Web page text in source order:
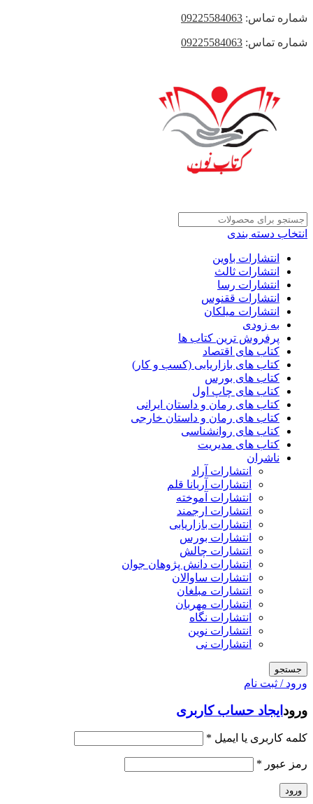
شماره تماس: 09225584063
شماره تماس: 09225584063
انتخاب دسته بندی
انتشارات باوین
انتشارات ثالث
انتشارات رسا
انتشارات ققنوس
انتشارات میلکان
به زودی
پرفروش ترین کتاب ها
کتاب های اقتصاد
کتاب های بازاریابی (کسب و کار)
کتاب های بورس
کتاب های چاپ اول
کتاب های رمان و داستان ایرانی
کتاب های رمان و داستان خارجی
کتاب های روانشناسی
کتاب های مدیریت
ناشران
انتشارات آراد
انتشارات آریانا قلم
انتشارات آموخته
انتشارات ارجمند
انتشارات بازاریابی
انتشارات بورس
انتشارات چالش
انتشارات دانش پژوهان جوان
انتشارات ساوالان
انتشارات مبلغان
انتشارات مهربان
انتشارات نگاه
انتشارات نوین
انتشارات نی
جستجو
ورود / ثبت نام
ورود ایجاد حساب کاربری
کلمه کاربری یا ایمیل *
رمز عبور *
ورود